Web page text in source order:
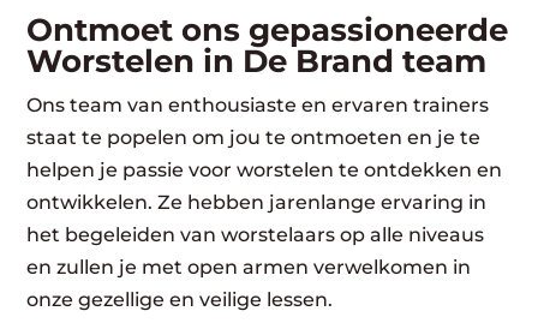
Ontmoet ons gepassioneerde
Worstelen in De Brand team
Ons team van enthousiaste en ervaren trainers
staat te popelen om jou te ontmoeten en je te
helpen je passie voor worstelen te ontdekken en
ontwikkelen. Ze hebben jarenlange ervaring in
het begeleiden van worstelaars op alle niveaus
en zullen je met open armen verwelkomen in
onze gezellige en veilige lessen.